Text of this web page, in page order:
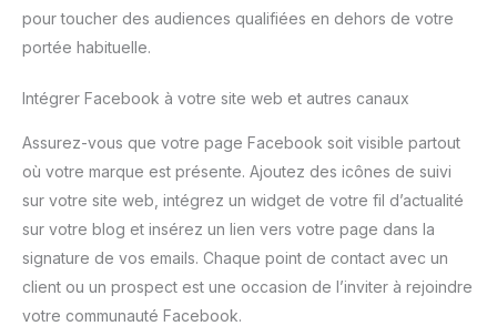
pour toucher des audiences qualifiées en dehors de votre
portée habituelle.
Intégrer Facebook à votre site web et autres canaux
Assurez-vous que votre page Facebook soit visible partout
où votre marque est présente. Ajoutez des icônes de suivi
sur votre site web, intégrez un widget de votre fil d’actualité
sur votre blog et insérez un lien vers votre page dans la
signature de vos emails. Chaque point de contact avec un
client ou un prospect est une occasion de l’inviter à rejoindre
votre communauté Facebook.